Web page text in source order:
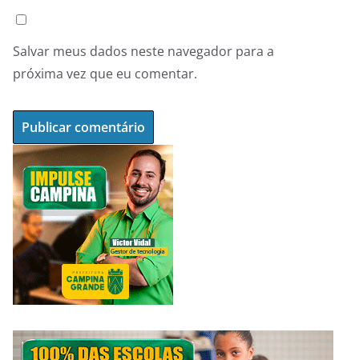
Salvar meus dados neste navegador para a
próxima vez que eu comentar.